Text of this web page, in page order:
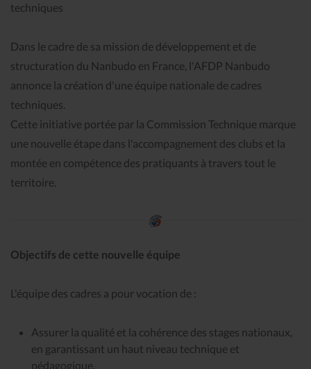
techniques
Dans le cadre de sa mission de développement et de
structuration du Nanbudo en France, l'AFDP Nanbudo
annonce la création d'une équipe nationale de cadres
techniques.
Cette initiative portée par la Commission Technique marque
une nouvelle étape dans l'accompagnement des clubs et la
montée en compétence des pratiquants à travers tout le
territoire.
Objectifs de cette nouvelle équipe
L'équipe des cadres a pour vocation de :
Assurer la qualité et la cohérence des stages nationaux,
en garantissant un haut niveau technique et
pédagogique.